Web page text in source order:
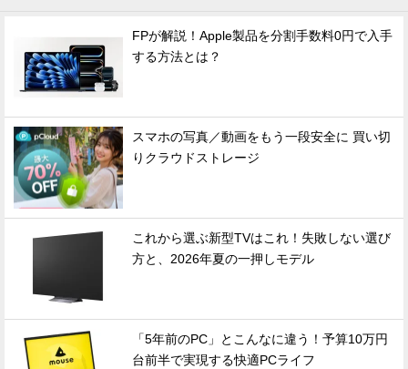
FPが解説！Apple製品を分割手数料0円で入手
する方法とは？
スマホの写真／動画をもう一段安全に 買い切
りクラウドストレージ
これから選ぶ新型TVはこれ！失敗しない選び
方と、2026年夏の一押しモデル
「5年前のPC」とこんなに違う！予算10万円
台前半で実現する快適PCライフ